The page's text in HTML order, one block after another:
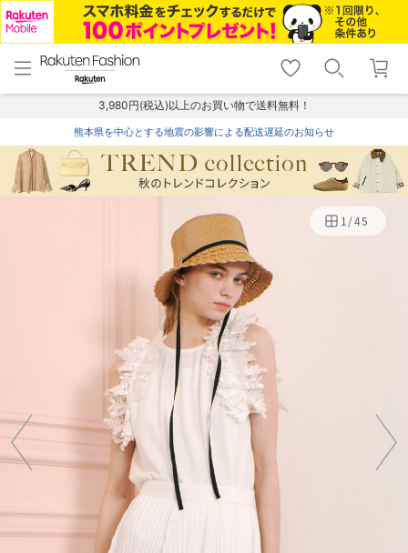
menu home
トップ
shopping_cart lock_outline
ログイン
3,980円(税込)以上のお買い物で送料無料！
熊本県を中心とする地震の影響による配送遅延のお知らせ
1/45